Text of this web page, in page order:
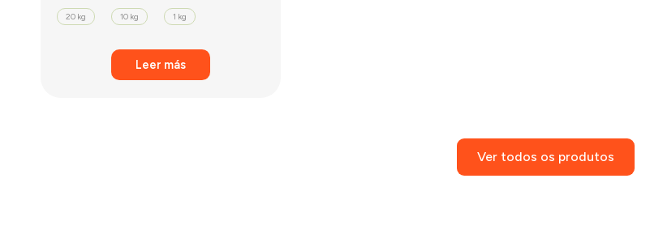
20 kg 10 kg 1 kg
Leer más
Ver todos os produtos